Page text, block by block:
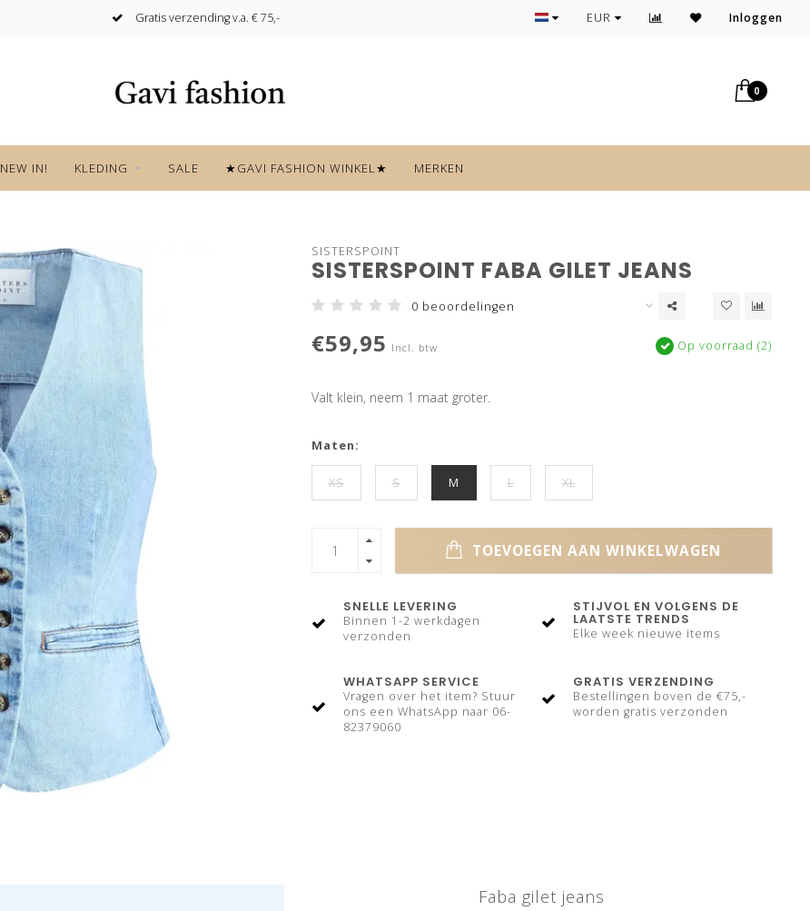
Gratis verzending v.a. € 75,- Mix&Match volgens de laatste trends
EUR Inloggen
0
NEW IN! KLEDING SALE ★GAVI FASHION WINKEL★ MERKEN
SISTERSPOINT
SISTERSPOINT FABA GILET JEANS
0 beoordelingen
€59,95 Incl. btw Op voorraad (2)
Valt klein, neem 1 maat groter.
Maten:
XS S M L XL
TOEVOEGEN AAN WINKELWAGEN
SNELLE LEVERING
Binnen 1-2 werkdagen
verzonden
STIJVOL EN VOLGENS DE
LAATSTE TRENDS
Elke week nieuwe items
WHATSAPP SERVICE
Vragen over het item? Stuur
ons een WhatsApp naar 06-
82379060
GRATIS VERZENDING
Bestellingen boven de €75,-
worden gratis verzonden
Faba gilet jeans